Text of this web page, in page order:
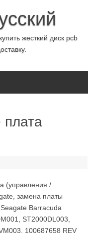
жесткий диск pcb
(управления /
замена платы
Barracuda
ST2000DL003,
100687658 REV